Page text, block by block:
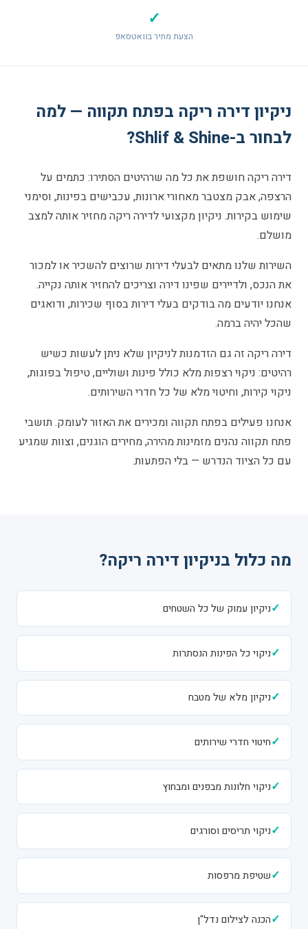
✓
הצעת מחיר בוואטסאפ
ניקיון דירה ריקה בפתח תקווה — למה
לבחור ב-Shlif & Shine?
דירה ריקה חושפת את כל מה שרהיטים הסתירו: כתמים על
הרצפה, אבק מצטבר מאחורי ארונות, עכבישים בפינות, וסימני
שימוש בקירות. ניקיון מקצועי לדירה ריקה מחזיר אותה למצב
מושלם.
השירות שלנו מתאים לבעלי דירות שרוצים להשכיר או למכור
את הנכס, ולדיירים שפינו דירה וצריכים להחזיר אותה נקייה.
אנחנו יודעים מה בודקים בעלי דירות בסוף שכירות, ודואגים
שהכל יהיה ברמה.
דירה ריקה זה גם הזדמנות לניקיון שלא ניתן לעשות כשיש
רהיטים: ניקוי רצפות מלא כולל פינות ושוליים, טיפול בפוגות,
ניקוי קירות, וחיטוי מלא של כל חדרי השירותים.
אנחנו פעילים בפתח תקווה ומכירים את האזור לעומק. תושבי
פתח תקווה נהנים מזמינות מהירה, מחירים הוגנים, וצוות שמגיע
עם כל הציוד הנדרש — בלי הפתעות.
מה כלול בניקיון דירה ריקה?
✓ניקיון עמוק של כל השטחים
✓ניקוי כל הפינות הנסתרות
✓ניקיון מלא של מטבח
✓חיטוי חדרי שירותים
✓ניקוי חלונות מבפנים ומבחוץ
✓ניקוי תריסים וסורגים
✓שטיפת מרפסות
✓הכנה לצילום נדל"ן